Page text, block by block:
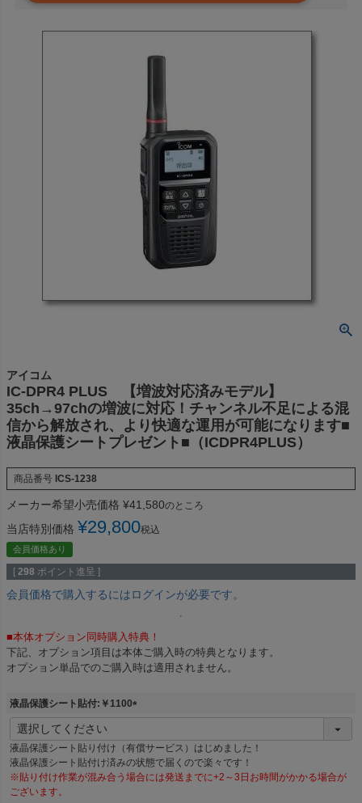
アイコム
IC-DPR4 PLUS 【増波対応済みモデル】
35ch→97chの増波に対応！チャンネル不足による混
信から解放され、より快適な運用が可能になります■
液晶保護シートプレゼント■（ICDPR4PLUS）
商品番号 ICS-1238
メーカー希望小売価格 ¥41,580のところ
当店特別価格 ¥29,800税込
会員価格あり
[ 298 ポイント進呈 ]
会員価格で購入するにはログインが必要です。
■本体オプション同時購入特典！
下記、オプション項目は本体ご購入時の特典となります。
オプション単品でのご購入時は適用されません。
液晶保護シート貼付:￥1100
(
須
)
液晶保護シート貼り付け（有償サービス）はじめました！
液晶保護シート貼付け済みの状態で届くので楽々です！
※貼り付け作業が混み合う場合には発送までに+2～3日お時間がかかる場合が
ございます。